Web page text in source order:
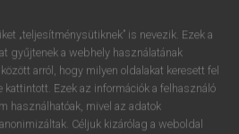
szótár arrow_forward_ios
„teljesítménysütiknek” is nevezik. Ezek a
gyűjtenek a webhely használatának
arról, hogy milyen oldalakat keresett fel
kattintott. Ezek az információk a felhasználó
használhatóak, mivel az adatok
Céljuk kizárólag a weboldal
, . - AltGr